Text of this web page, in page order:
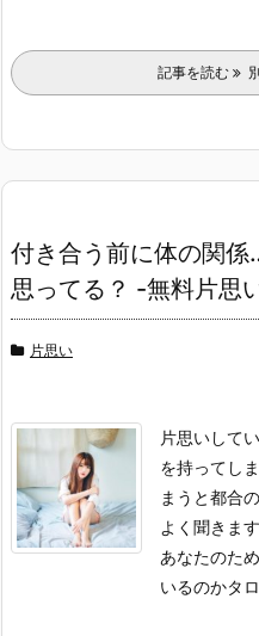
記事を読む
付き合う前に体の関
思ってる？ -無料片思
片思い
片思いして
を持ってし
まうと都合
よく聞きま
あなたのた
いるのかタ